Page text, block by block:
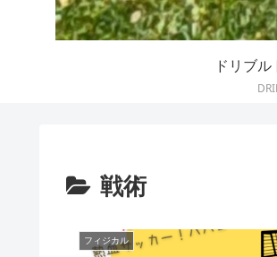
ドリブ
戦術
フィジカル